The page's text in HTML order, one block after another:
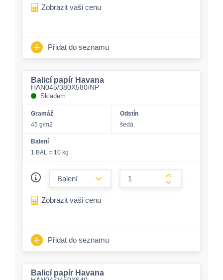
Zobrazit vaši cenu
Přidat do seznamu
Balicí papír Havana
HAN045/380X580/NP
Skladem
Gramáž
45 g/m2
Odstín
šedá
Balení
1 BAL = 10 kg
form.increase-
Zobrazit vaši cenu
Přidat do seznamu
Balicí papír Havana